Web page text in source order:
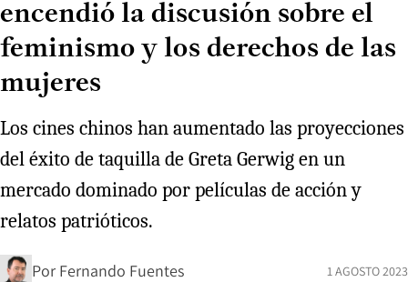
encendió la discusión sobre el
feminismo y los derechos de las
mujeres
Los cines chinos han aumentado las proyecciones
del éxito de taquilla de Greta Gerwig en un
mercado dominado por películas de acción y
relatos patrióticos.
Por Fernando Fuentes 1 AGOSTO 2023